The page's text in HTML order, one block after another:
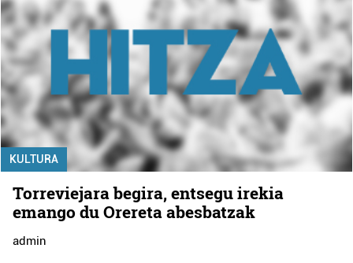
KULTURA
Torreviejara begira, entsegu irekia
emango du Orereta abesbatzak
admin